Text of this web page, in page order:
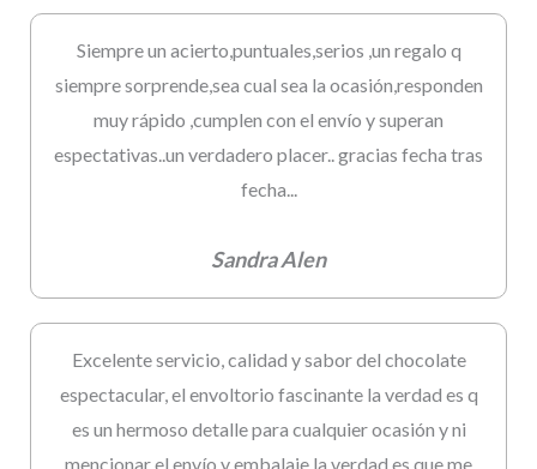
Siempre un acierto,puntuales,serios ,un regalo q
siempre sorprende,sea cual sea la ocasión,responden
muy rápido ,cumplen con el envío y superan
espectativas..un verdadero placer.. gracias fecha tras
fecha...
Sandra Alen
Excelente servicio, calidad y sabor del chocolate
espectacular, el envoltorio fascinante la verdad es q
es un hermoso detalle para cualquier ocasión y ni
mencionar el envío y embalaje la verdad es que me